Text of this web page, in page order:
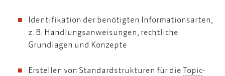
Identifikation der benötigten Informationsarten,
z. B. Handlungsanweisungen, rechtliche
Grundlagen und Konzepte
Erstellen von Standardstrukturen für dieTopicTopic
-